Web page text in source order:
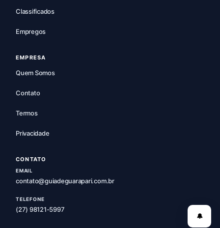
🔔
Classificados
Empregos
EMPRESA
Quem Somos
Contato
Termos
Privacidade
CONTATO
EMAIL
contato@guiadeguarapari.com.br
TELEFONE
(27) 98121-5997